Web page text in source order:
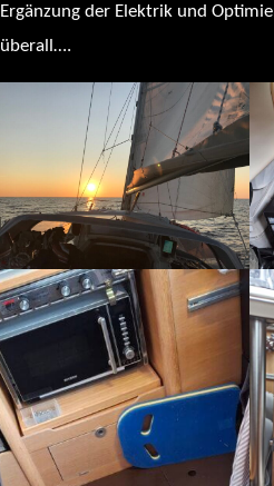
Ergänzung der Elektrik und
überall….